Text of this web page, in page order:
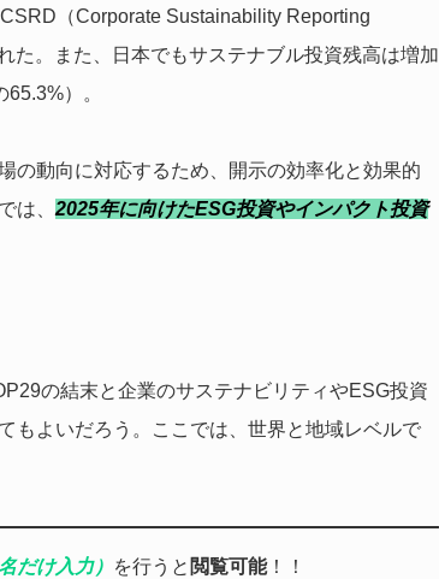
（Corporate Sustainability Reporting
た。また、日本でもサステナブル投資残高は増加
）。
の動向に対応するため、開示の効率化と効果的
は、 2025年に向けたESG投資やインパクト投資
の結末と企業のサステナビリティやESG投資
もよいだろう。ここでは、世界と地域レベルで
だけ入力） を行うと 閲覧可能！！